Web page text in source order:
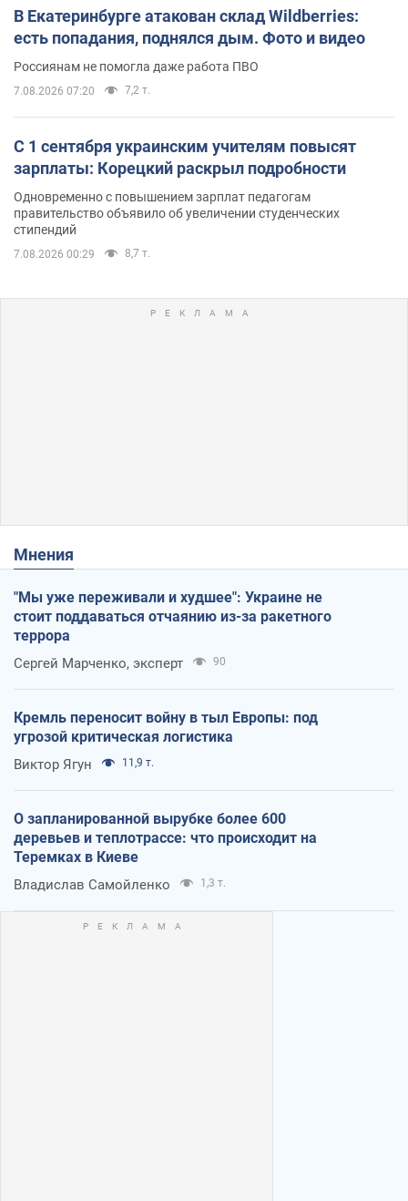
В Екатеринбурге атакован склад Wildberries:
есть попадания, поднялся дым. Фото и видео
Россиянам не помогла даже работа ПВО
7.08.2026 07:20 7,2 т.
С 1 сентября украинским учителям повысят
зарплаты: Корецкий раскрыл подробности
Одновременно с повышением зарплат педагогам
правительство объявило об увеличении студенческих
стипендий
7.08.2026 00:29 8,7 т.
Мнения
"Мы уже переживали и худшее": Украине не
стоит поддаваться отчаянию из-за ракетного
террора
Сергей Марченко, эксперт 90
Кремль переносит войну в тыл Европы: под
угрозой критическая логистика
Виктор Ягун 11,9 т.
О запланированной вырубке более 600
деревьев и теплотрассе: что происходит на
Теремках в Киеве
Владислав Самойленко 1,3 т.